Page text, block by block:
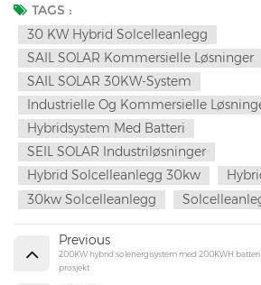
TAGS :
30 KW Hybrid Solcelleanlegg
SAIL SOLAR Kommersielle Løsninger
SAIL SOLAR 30KW-System
Industrielle Og Kommersielle
Hybridsystem Med Batteri
SEIL SOLAR Industriløsninger
Hybrid Solcelleanlegg 30kw
30kw Solcelleanlegg
Previous
200KW hybrid solenergisystem med 200KWH
prosjekt